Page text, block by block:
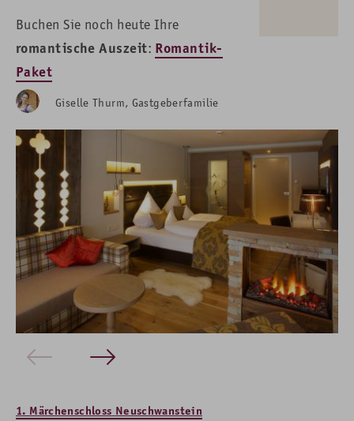
Buchen Sie noch heute Ihre
romantische Auszeit: Romantik-
Paket
Giselle Thurm, Gastgeberfamilie
1. Märchenschloss Neuschwanstein